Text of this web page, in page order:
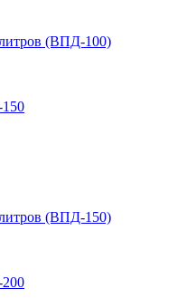
(ВПД-100)
(ВПД-150)